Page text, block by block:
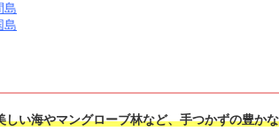
島
島
しい海やマングローブ林など、手つかずの豊か